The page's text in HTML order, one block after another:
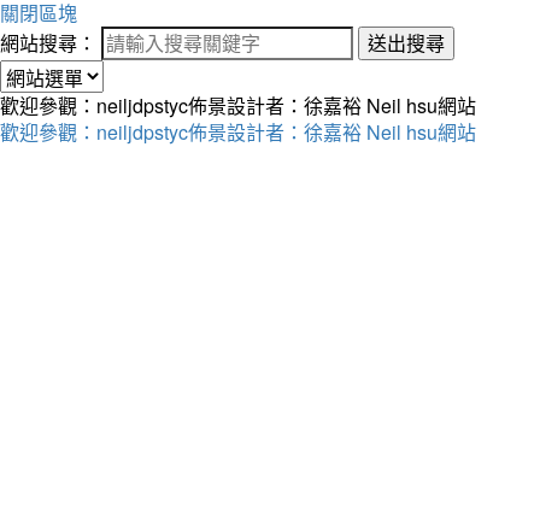
關閉區塊
網站搜尋：
送出搜尋
歡迎參觀：neiljdpstyc佈景設計者：徐嘉裕 Neil hsu網站
歡迎參觀：neiljdpstyc佈景設計者：徐嘉裕 Neil hsu網站